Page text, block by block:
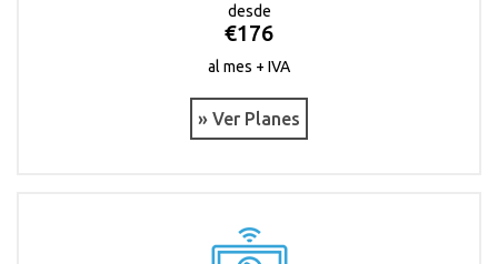
desde
€176
al mes + IVA
» Ver Planes